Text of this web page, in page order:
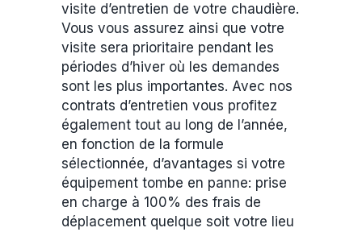
visite d’entretien de votre chaudière.
Vous vous assurez ainsi que votre
visite sera prioritaire pendant les
périodes d’hiver où les demandes
sont les plus importantes. Avec nos
contrats d’entretien vous profitez
également tout au long de l’année,
en fonction de la formule
sélectionnée, d’avantages si votre
équipement tombe en panne: prise
en charge à 100% des frais de
déplacement quelque soit votre lieu